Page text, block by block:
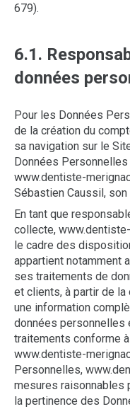
679).
6.1.
données
Pour les Données
de la création du
sa navigation sur le
Données
www.dentiste-
Sébastien Caussil,
En tant que
collecte,
le cadre des
appartient notamment
ses traitements de
et clients, à partir de
une information
données personnelles
traitements conforme
www.dentiste-
Personnelles,
mesures raisonnables
la pertinence des